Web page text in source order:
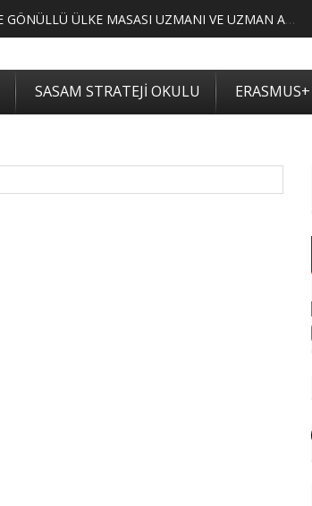
MERKEZİMİZ BÜNYESİNDE YETİŞTİRİLMEK ÜZERE GÖNÜLLÜ ÜLKE MASASI UZMANI VE UZMAN ADAYLARI ARIYORUZ
SASAM STRATEJİ OKULU ERASMUS+